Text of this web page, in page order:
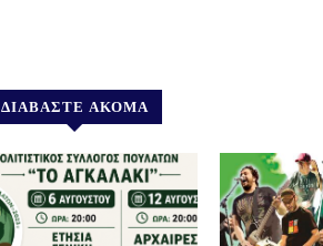
ΔΙΑΒΑΣΤΕ ΑΚΟΜΑ